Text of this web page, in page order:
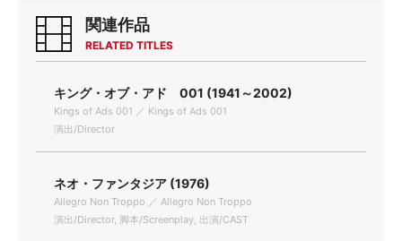
関連作品
RELATED TITLES
キング・オブ・アド 001 (1941～2002)
Kings of Ads 001 ／ Kings of Ads 001
演出/Director
ネオ・ファンタジア (1976)
Allegro Non Troppo ／ Allegro Non Troppo
演出/Director, 脚本/Screenplay, 出演/CAST